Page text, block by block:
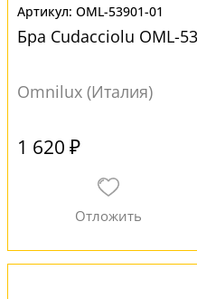
OML-53901-01
Бра Cudacciolu OML-
Omnilux (Италия)
1 620 ₽